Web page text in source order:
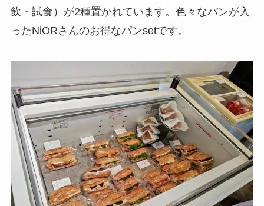
飲・試食）が2種置かれています。色々なパンが入
ったNiORさんのお得なパンsetです。